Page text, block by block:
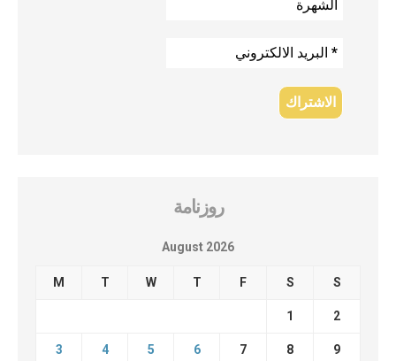
روزنامة
August 2026
M T W T F S S
1 2
3 4 5 6 7 8 9